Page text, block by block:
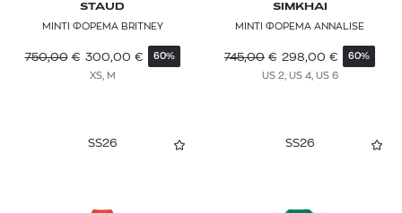
STAUD
ΜΙΝΤΙ ΦΟΡΕΜΑ BRITNEY
750,00 € 300,00 € 60%
XS, M
SIMKHAI
ΜΙΝΤΙ ΦΟΡΕΜΑ ANNALISE
745,00 € 298,00 € 60%
US 2, US 4, US 6
SS26 SS26